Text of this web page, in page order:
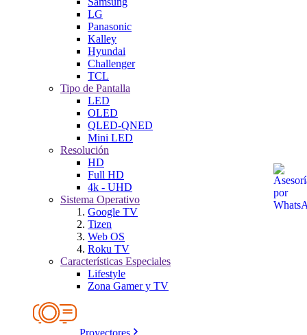
LG
Panasonic
Kalley
Hyundai
Challenger
TCL
Tipo de Pantalla
LED
OLED
QLED-QNED
Mini LED
Resolución
HD
Full HD
4k - UHD
Sistema Operativo
Google TV
Tizen
Web OS
Roku TV
Características Especiales
Lifestyle
Zona Gamer y TV
Proyectores